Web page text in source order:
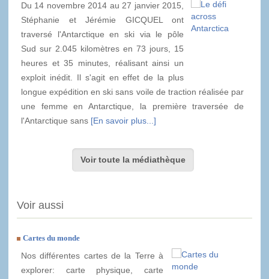
Du 14 novembre 2014 au 27 janvier 2015,
Stéphanie et Jérémie GICQUEL ont
traversé l'Antarctique en ski via le pôle
Sud sur 2.045 kilomètres en 73 jours, 15
heures et 35 minutes, réalisant ainsi un
exploit inédit. Il s'agit en effet de la plus
longue expédition en ski sans voile de traction réalisée par
une femme en Antarctique, la première traversée de
l'Antarctique sans [En savoir plus...]
Voir toute la médiathèque
Voir aussi
Cartes du monde
Nos différentes cartes de la Terre à
explorer: carte physique, carte